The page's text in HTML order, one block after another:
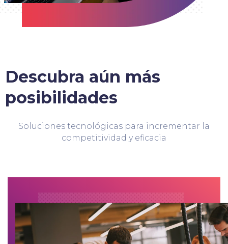
Descubra aún más
posibilidades
Soluciones tecnológicas para incrementar la
competitividad y eficacia